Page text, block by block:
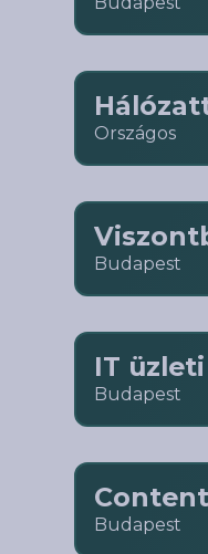
listája.
Országos
Budapest
IT
Budapest
Budapest